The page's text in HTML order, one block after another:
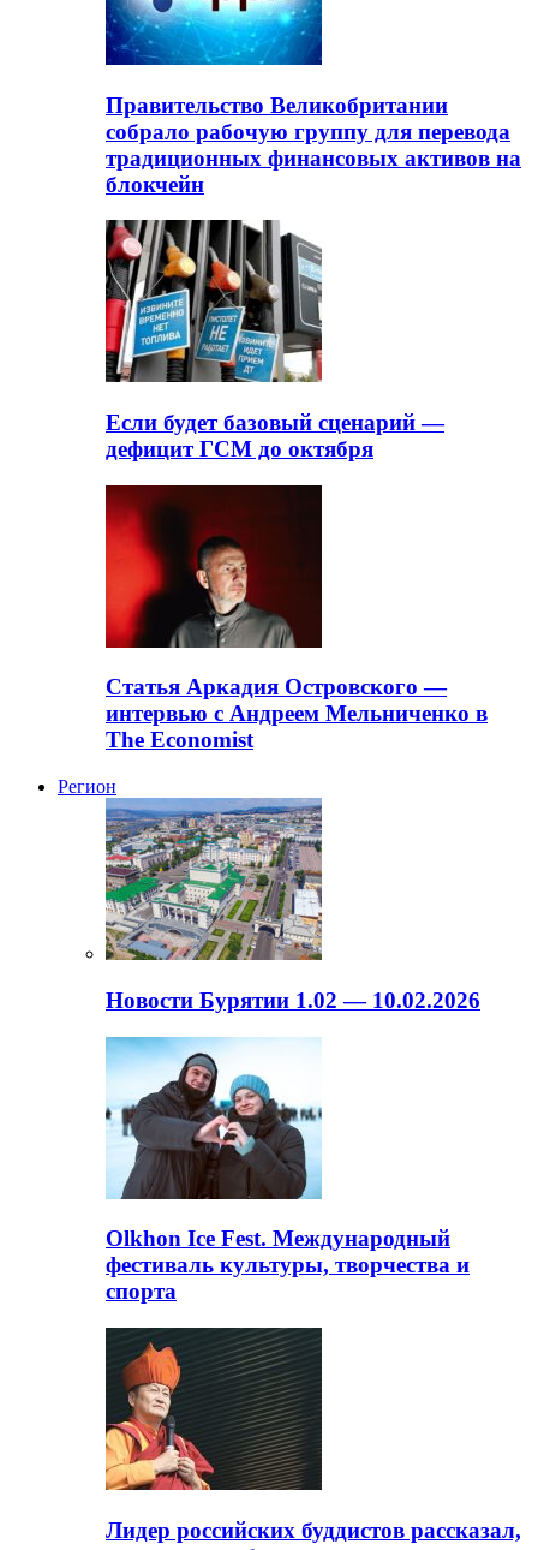
Правительство Великобритании
собрало рабочую группу для перевода
традиционных финансовых активов на
блокчейн
Если будет базовый сценарий —
дефицит ГСМ до октября
Статья Аркадия Островского —
интервью с Андреем Мельниченко в
The Economist
Регион
Новости Бурятии 1.02 — 10.02.2026
Olkhon Ice Fest. Международный
фестиваль культуры, творчества и
спорта
Лидер российских буддистов рассказал,